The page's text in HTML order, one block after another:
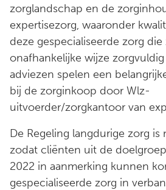
zorglandschap en de
expertisezorg, waaronder
deze gespecialiseerde zorg die
onafhankelijke wijze
adviezen spelen een
bij de zorginkoop door Wlz-
uitvoerder/zorgkantoor van
De Regeling langdurige zorg is
zodat cliënten uit de
2022 in aanmerking kunnen
gespecialiseerde zorg in